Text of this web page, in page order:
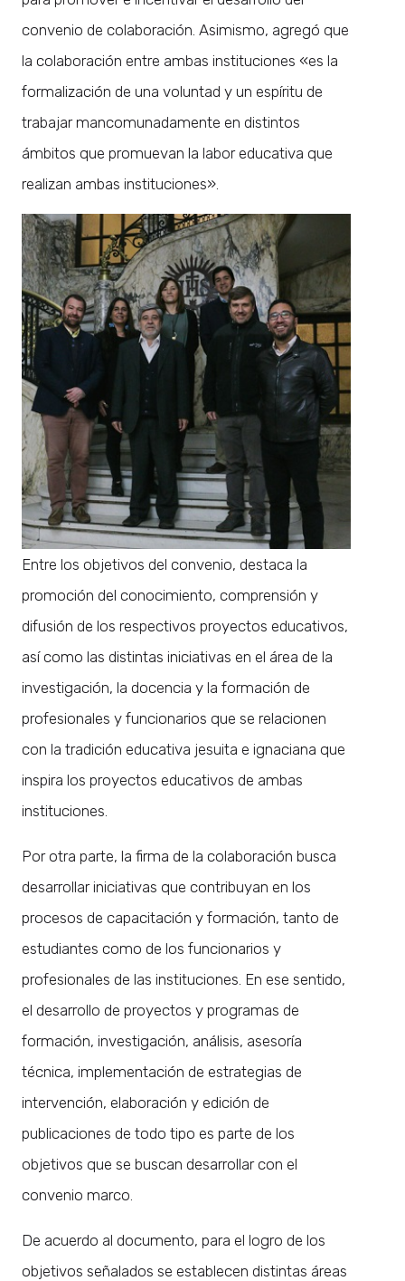
convenio de colaboración. Asimismo, agregó que
la colaboración entre ambas instituciones «es la
formalización de una voluntad y un espíritu de
trabajar mancomunadamente en distintos
ámbitos que promuevan la labor educativa que
realizan ambas instituciones».
Entre los objetivos del convenio, destaca la
promoción del conocimiento, comprensión y
difusión de los respectivos proyectos educativos,
así como las distintas iniciativas en el área de la
investigación, la docencia y la formación de
profesionales y funcionarios que se relacionen
con la tradición educativa jesuita e ignaciana que
inspira los proyectos educativos de ambas
instituciones.
Por otra parte, la firma de la colaboración busca
desarrollar iniciativas que contribuyan en los
procesos de capacitación y formación, tanto de
estudiantes como de los funcionarios y
profesionales de las instituciones. En ese sentido,
el desarrollo de proyectos y programas de
formación, investigación, análisis, asesoría
técnica, implementación de estrategias de
intervención, elaboración y edición de
publicaciones de todo tipo es parte de los
objetivos que se buscan desarrollar con el
convenio marco.
De acuerdo al documento, para el logro de los
objetivos señalados se establecen distintas áreas